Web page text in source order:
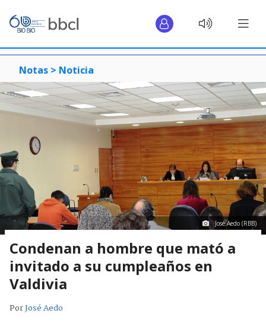
Notas > Noticia
José Aedo (RBB)
Condenan a hombre que mató a
invitado a su cumpleaños en
Valdivia
PorJosé Aedo